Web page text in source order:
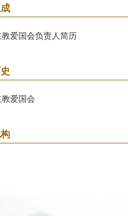
爱国会负责人简历
爱国会